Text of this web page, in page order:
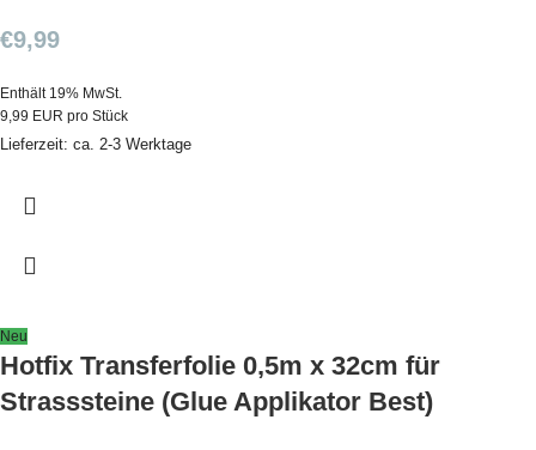
€9,99
Enthält 19% MwSt.
9,99 EUR pro Stück
Lieferzeit: ca. 2-3 Werktage
Neu
Hotfix Transferfolie 0,5m x 32cm für
Strasssteine (Glue Applikator Best)